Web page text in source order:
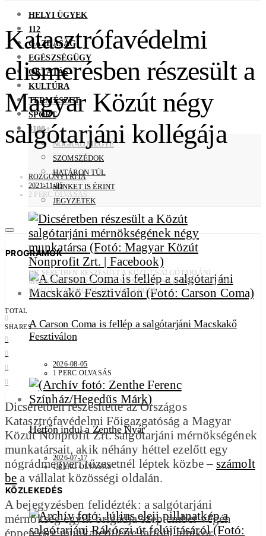
HELYI ÜGYEK
112
GAZDASÁG
EGÉSZSÉGÜGY
OKTATÁS
KULTÚRA
TERMÉSZET
SPORT
3100+
NÓGRÁD MEGYE
SZOMSZÉDOK
HATÁRON TÚL
MINKET IS ÉRINT
JEGYZETEK
PROGRAMOK
A Carson Coma is fellép a salgótarjáni Macskakő
Fesztiválon
2026-08-05
1 PERC OLVASÁS
Hétfőn indul a Zenthe Nyár
2026-07-17
1 PERC OLVASÁS
KÖZLEKEDÉS
Katasztrófavédelmi
elismerésben részesült a
Magyar Közút négy
salgótarjáni kollégája
ROZGONYI RITA
2021-11-05
2 PERC OLVASÁS
DICSÉRETBEN RÉSZESÜLT A KÖZÚT SALGÓTARJÁNI
MÉRNÖKSÉGÉNEK NÉGY MUNKATÁRSA (FOTÓ: MAGYAR
KÖZÚT NONPROFIT ZRT. | FACEBOOK)
TOTAL
0
SHARES
0
0
0
0
Dicséretben részesítette az Országos
Katasztrófavédelmi Főigazgatóság a Magyar
Közút Nonprofit Zrt. salgótarjáni mérnökségének
munkatársait, akik néhány héttel ezelőtt egy
nógrádmegyeri tűzesetnél léptek közbe –számolt
be a vállalat közösségi oldalán.
A bejegyzésben felidézték: a salgótarjáni
mérnökség egyik brigádja szeptember végén
éppen egy munkaterületre tartott, amikor